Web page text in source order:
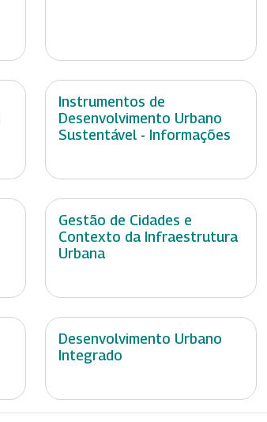
Instrumentos de
Desenvolvimento Urbano
Sustentável - Informações
Gestão de Cidades e
Contexto da Infraestrutura
Urbana
Desenvolvimento Urbano
Integrado